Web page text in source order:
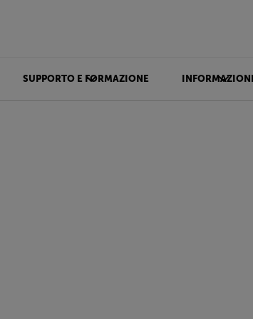
SUPPORTO E FORMAZIONE INFORMAZIONI